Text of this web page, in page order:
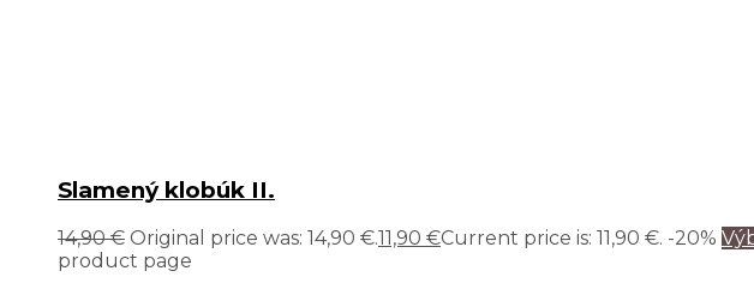
Slamený klobúk II.
14,90€ Original price was: 14,90 €.11,90 €Current price is: 11,90 €. -20%
product page